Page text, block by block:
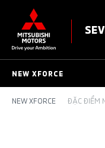
NEW XFORCE
NEW XFORCE ĐẶC ĐIỂM